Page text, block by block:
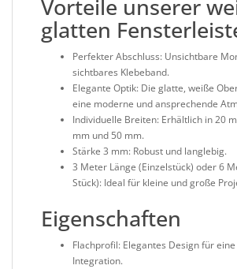
Vorteile unserer
glatten
Perfekter Abschluss: Unsichtbare
sichtbares Klebeband.
Elegante Optik: Die glatte, weiße
eine moderne und ansprechende
Individuelle Breiten: Erhältlich in 20
mm und 50 mm.
Stärke 3 mm: Robust und langlebig.
3 Meter Länge (Einzelstück) oder 6
Stück): Ideal für kleine und große
Eigenschaften
Flachprofil: Elegantes Design für
Integration.